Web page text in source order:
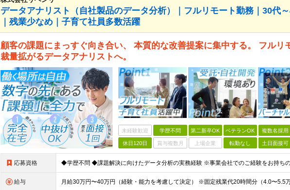
データアナリスト（自社製品のデータ分析）｜フルリモート勤務｜30代
｜残業少なめ｜子育て社員多数活躍
顧客の課題にまっすぐ向き合い、 本質的な改善提案に集中する。 フルリ
裁量拡がるデータアナリストへ。
未経験歓迎 学歴不問 第二新卒OK ベテランOK 複数名採用
休日120日 賞与複数月 上場企業 転勤なし 土日面接可
応募資格
給与